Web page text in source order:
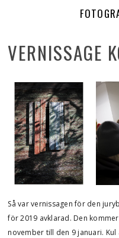
VERNISSAGE
Så var vernissagen för den
för 2019 avklarad. Den
november till den 9 januari.